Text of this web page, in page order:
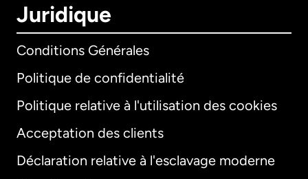
Juridique
Conditions Générales
Politique de confidentialité
Politique relative à l'utilisation des cookies
Acceptation des clients
Déclaration relative à l'esclavage moderne